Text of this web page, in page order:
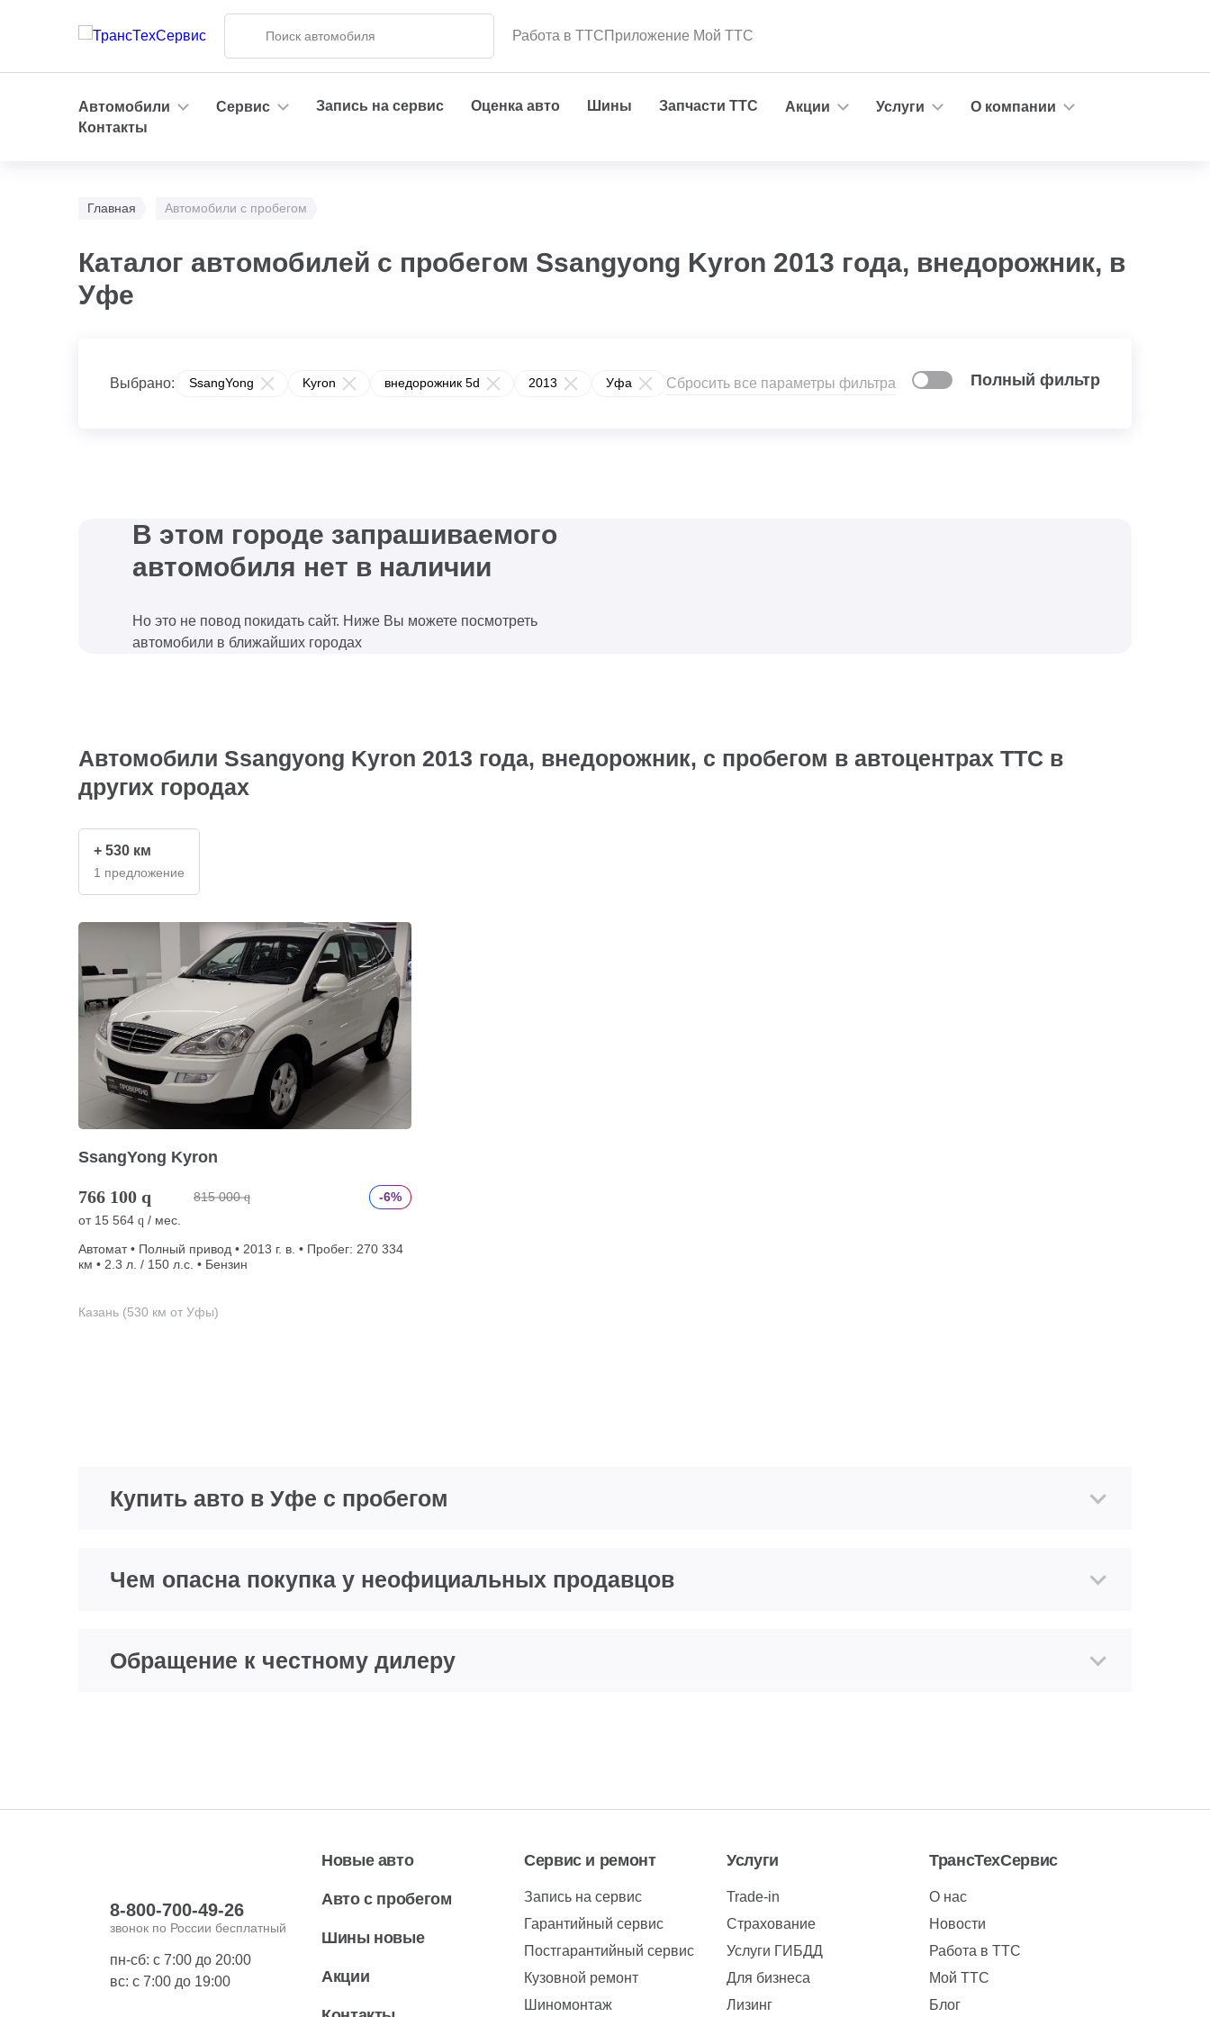
Работа в ТТСПриложение Мой ТТС
Автомобили Сервис Запись на сервис Оценка авто Шины Запчасти ТТС Акции Услуги
О компании
Контакты
Главная Автомобили с пробегом
Каталог автомобилей с пробегом Ssangyong Kyron 2013 года, внедорожник, в
Уфе
Выбрано: SsangYong Kyron внедорожник 5d 2013 Уфа Сбросить все параметры фильтра Полный фильтр
В этом городе запрашиваемого
автомобиля нет в наличии
Но это не повод покидать сайт. Ниже Вы можете посмотреть
автомобили в ближайших городах
Автомобили Ssangyong Kyron 2013 года, внедорожник, с пробегом в автоцентрах ТТС в
других городах
+ 530 км
1 предложение
SsangYong Kyron
766 100 q 815 000 q
-6%
от 15 564 q / мес.
Автомат • Полный привод • 2013 г. в. • Пробег: 270 334
км • 2.3 л. / 150 л.с. • Бензин
Казань (530 км от Уфы)
Купить авто в Уфе с пробегом
Чем опасна покупка у неофициальных продавцов
Обращение к честному дилеру
8-800-700-49-26
звонок по России бесплатный
пн-сб: с 7:00 до 20:00
вс: с 7:00 до 19:00
Новые авто
Авто с пробегом
Шины новые
Акции
Сервис и ремонт
Запись на сервис
Гарантийный сервис
Постгарантийный сервис
Кузовной ремонт
Шиномонтаж
Услуги
Trade-in
Страхование
Услуги ГИБДД
Для бизнеса
Лизинг
ТрансТехСервис
О нас
Новости
Работа в ТТС
Мой ТТС
Блог